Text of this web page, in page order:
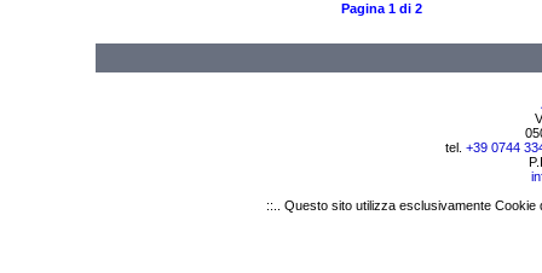
Pagina 1 di 2
tel. +39 0744
::.. Questo sito utilizza esclusivamente